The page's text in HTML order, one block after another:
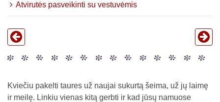
Atvirutės pasveikinti su vestuvėmis
Kviečiu pakelti taures už naujai sukurtą šeima, už jų laimę
ir meilę. Linkiu vienas kitą gerbti ir kad jūsų namuose